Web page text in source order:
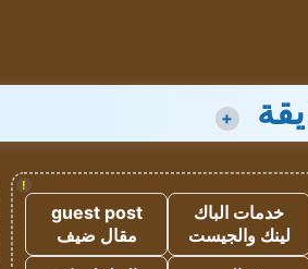
+
!
خدمات الباك
لينك والجيست
guest post
مقال ضيف